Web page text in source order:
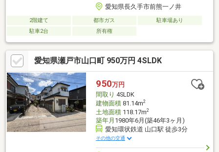
愛知県長久手市前熊一ノ井
2階建て 都市ガス
駐車場あり
駐車2台
所有権
愛知県瀬戸市山口町 950万円 4SLDK
950万円
間取り 4SLDK
建物面積81.14m2
土地面積118.17m2
築年月 1980年6月(築46年3ヶ月)
愛知環状鉄道 山口駅 徒歩3分
その他の交通